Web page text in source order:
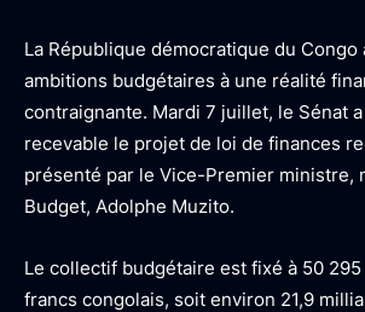
La République démocratique du Congo
ambitions budgétaires à une réalité
contraignante. Mardi 7 juillet, le Sénat
recevable le projet de loi de finances
présenté par le Vice-Premier ministre,
Budget, Adolphe Muzito.
Le collectif budgétaire est fixé à 50
francs congolais, soit environ 21,9